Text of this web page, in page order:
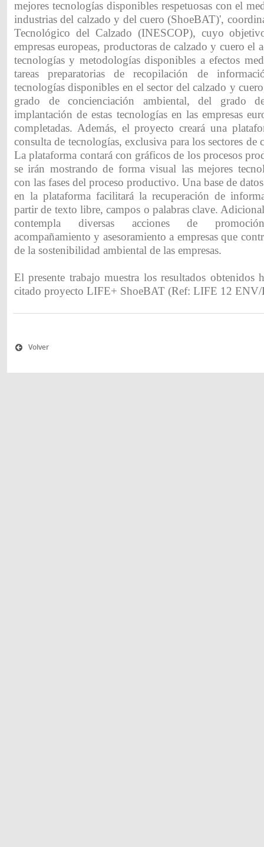
mejores tecnologías disponibles respetuosas con el
industrias del calzado y del cuero (ShoeBAT)',
Tecnológico del Calzado (INESCOP), cuyo
empresas europeas, productoras de calzado y cuero el
tecnologías y metodologías disponibles a efectos
tareas preparatorias de recopilación de
tecnologías disponibles en el sector del calzado y
grado de concienciación ambiental, del grado
implantación de estas tecnologías en las empresas
completadas. Además, el proyecto creará una
consulta de tecnologías, exclusiva para los sectores de
La plataforma contará con gráficos de los procesos
se irán mostrando de forma visual las mejores
con las fases del proceso productivo. Una base de
en la plataforma facilitará la recuperación de
partir de texto libre, campos o palabras clave.
contempla diversas acciones de
acompañamiento y asesoramiento a empresas que
de la sostenibilidad ambiental de las empresas.
El presente trabajo muestra los resultados obtenidos
citado proyecto LIFE+ ShoeBAT (Ref: LIFE 12
Volver